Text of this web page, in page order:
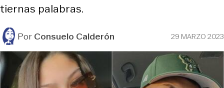
tiernas palabras.
PorConsuelo Calderón 29 MARZO 2023